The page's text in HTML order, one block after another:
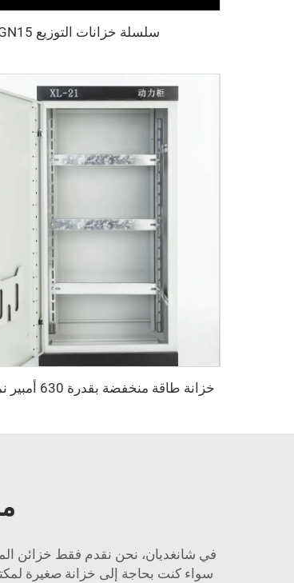
سلسلة خزانات التوزيع XGN15
خزانة طاقة منخفضة بقدرة 630 أمبير نموذج XL-21
في شانغديان، نحن نقدم فقط خزائن
سواء كنت بحاجة إلى خزانة صغيرة